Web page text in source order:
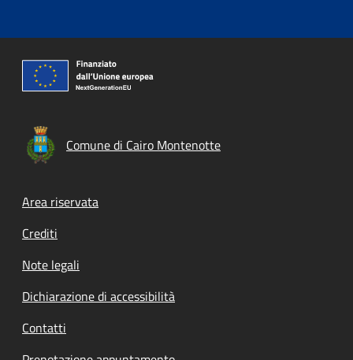
Comune di Cairo Montenotte
Footer menu
Area riservata
Crediti
Note legali
Dichiarazione di accessibilità
Contatti